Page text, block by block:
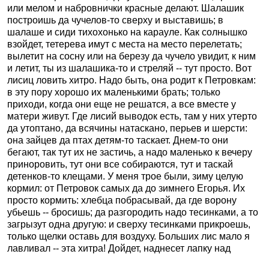
или мелом и набровнички красные делают. Шалашик
построишь да чучелов-то сверху и выставишь; в
шалаше и сиди тихохонько на карауле. Как солнышко
взойдет, тетерева имут с места на место перелетать;
вылетит на сосну или на березу да чучело увидит, к ним
и летит, ты из шалашика-то и стреляй -- тут просто. Вот
лисиц ловить хитро. Надо быть, она родит к Петровкам:
в эту пору хорошо их маленькими брать; только
приходи, когда они еще не решатся, а все вместе у
матери живут. Где лисий выводок есть, там у них утерто
да утоптано, да всячины натаскано, перьев и шерсти:
она зайцев да птах детям-то таскает. Днем-то они
бегают, так тут их не застичь, а надо маленько к вечеру
приноровить, тут они все собираются, тут и таскай
детенков-то клещами. У меня трое были, зиму целую
кормил: от Петровок самых да до зимнего Егорья. Их
просто кормить: хлебца побрасывай, да где ворону
убьешь -- бросишь; да разгородить надо тесинками, а то
загрызут одна другую: и сверху тесинками прикроешь,
только щелки оставь для воздуху. Больших лис мало я
лавливал -- эта хитра! Дойдет, наднесет лапку над